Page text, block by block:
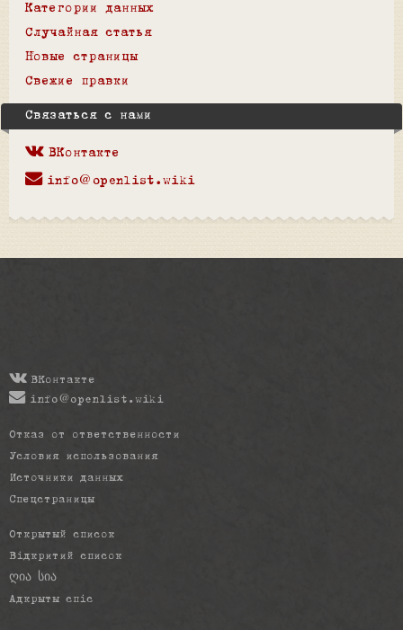
Категории данных
Случайная статья
Новые страницы
Свежие правки
Связаться с нами
ВКонтакте
info@openlist.wiki
ВКонтакте
info@openlist.wiki
Отказ от ответственности
Условия использования
Источники данных
Спецстраницы
Открытый список
Відкритий список
ღია სია
Адкрыты спіс